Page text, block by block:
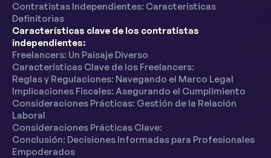
Contratistas Independientes: Características
Definitorias
Características clave de los contratistas
independientes:
Freelancers: Un Paisaje Diverso
Características Clave de los Freelancers:
Reglas y Regulaciones: Navegando el Marco Legal
Implicaciones Fiscales: Asegurando el Cumplimiento
Consideraciones Prácticas: Gestión de la Relación
Laboral
Consideraciones Prácticas Clave:
Conclusión: Decisiones Informadas para Profesionales
Empoderados